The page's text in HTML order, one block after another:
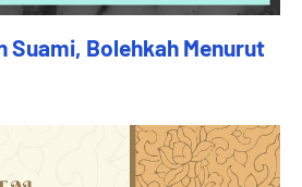
Suami, Bolehkah Menurut